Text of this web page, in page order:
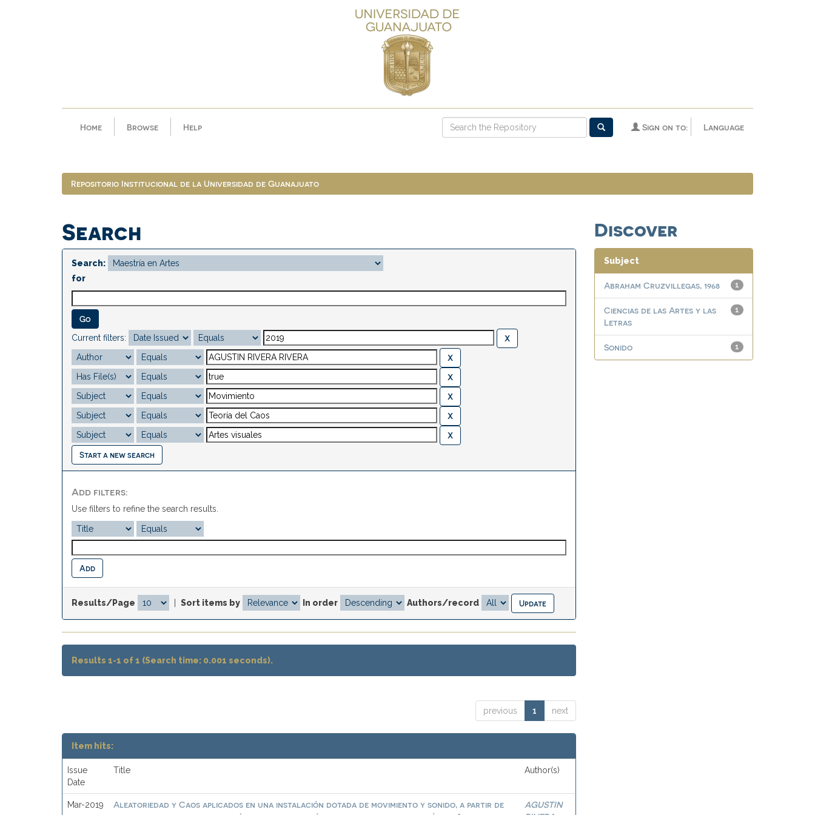
Home Browse Help Language
Sign on to:
Repositorio Institucional de la Universidad de Guanajuato
Search
Search:
for
Current filters:
Start a new search
Add filters:
Use filters to refine the search results.
Results/Page Sort items by In order Authors/record
Results 1-1 of 1 (Search time: 0.001 seconds).
previous 1 next
Item hits:
Issue
Date
Title Author(s)
Mar-2019
Aleatoriedad y Caos aplicados en una instalación dotada de movimiento y sonido, a partir de
AGUSTIN
Discover
Subject
1
Abraham Cruzvillegas, 1968
1
Ciencias de las Artes y las
Letras
1
Sonido